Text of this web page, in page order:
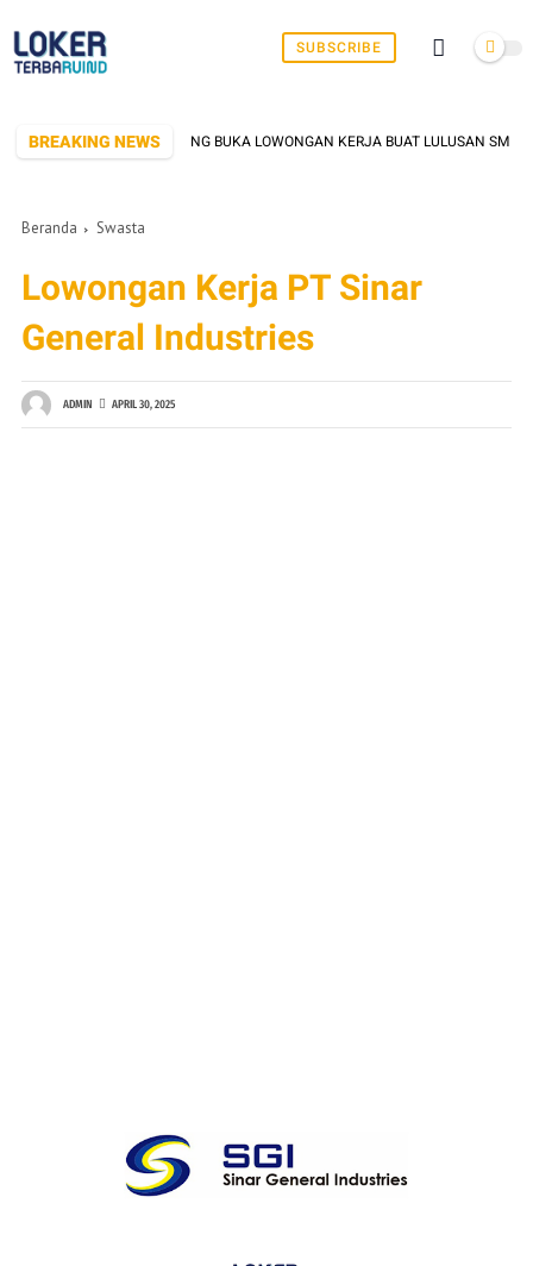
SUBSCRIBE
BREAKING NEWS
DI SERANG YANG SERING BUKA LOWONGAN KERJA BUAT LULUSAN SMK/SMA
Beranda Swasta
Lowongan Kerja PT Sinar
General Industries
ADMIN APRIL 30, 2025